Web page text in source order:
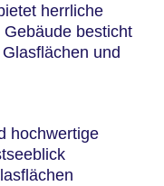
herrliche
besticht
und
hochwertige